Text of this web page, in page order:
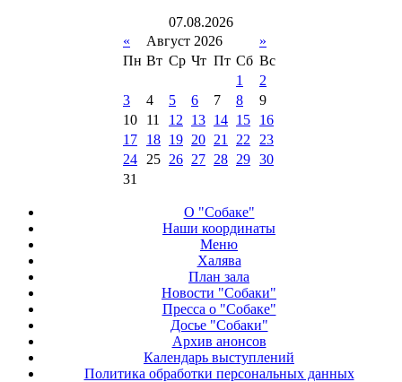
07.08.2026
«
Август 2026
»
Пн Вт Ср Чт Пт Сб Вс
1
2
3
4 5 6 7 8
9
10
11 12 13 14 15
16
17
18 19 20 21 22
23
24
25 26 27 28 29 30
31
О "Собаке"
Наши координаты
Меню
Халява
План зала
Новости "Собаки"
Пресса о "Собаке"
Досье "Собаки"
Архив анонсов
Календарь выступлений
Политика обработки персональных данных